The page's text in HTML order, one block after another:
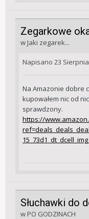
Zegarkowe
w Jaki zegarek...
Napisano 23
Na Amazonie dobre
kupowałem nic od
sprawdzony.
https://
Słuchawki do
w PO GODZINACH